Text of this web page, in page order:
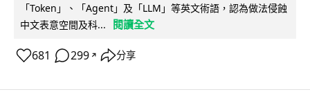
「Token」、「Agent」及「LLM」等英文術語，認為做法侵蝕
中文表意空間及科...
閱讀全文
681 299 ↗ 分享